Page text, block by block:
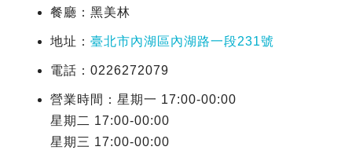
餐廳：黑美林
地址： 臺北市內湖區內湖路一段231號
電話：0226272079
營業時間：星期一 17:00-00:00
星期二 17:00-00:00
星期三 17:00-00:00